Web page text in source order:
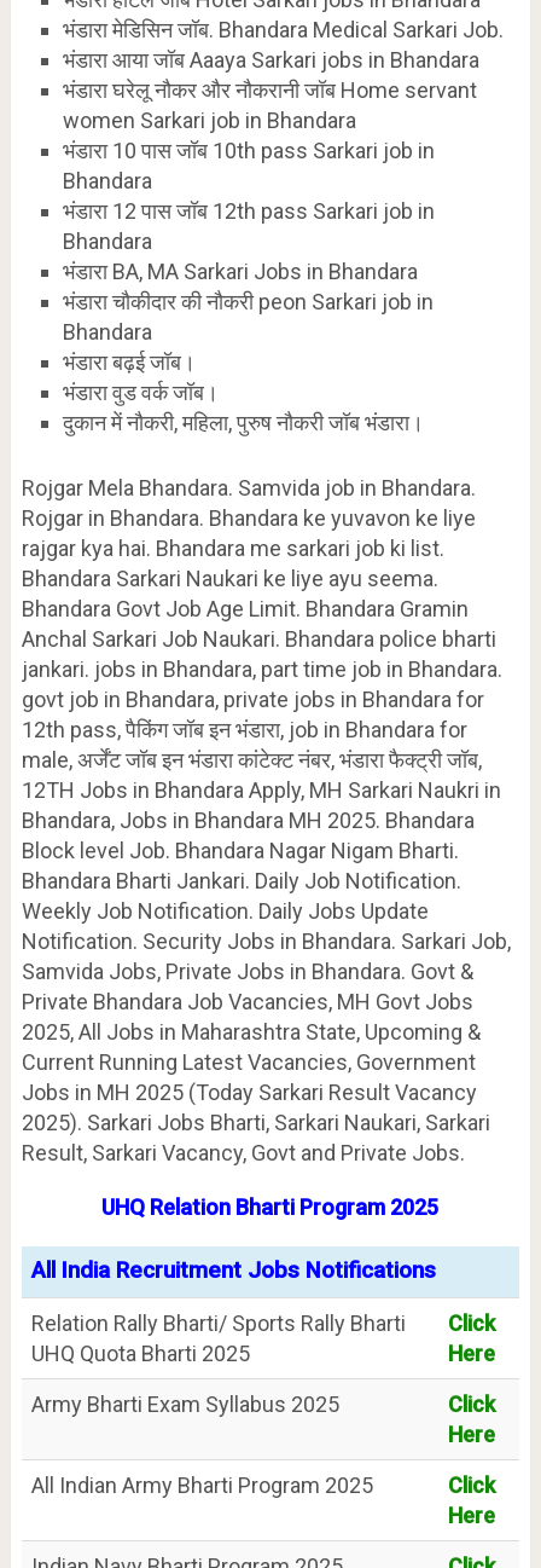
भंडारा मेडिसिन जॉब. Bhandara Medical Sarkari Job.
भंडारा आया जॉब Aaaya Sarkari jobs in Bhandara
भंडारा घरेलू नौकर और नौकरानी जॉब Home servant
women Sarkari job in Bhandara
भंडारा 10 पास जॉब 10th pass Sarkari job in
Bhandara
भंडारा 12 पास जॉब 12th pass Sarkari job in
Bhandara
भंडारा BA, MA Sarkari Jobs in Bhandara
भंडारा चौकीदार की नौकरी peon Sarkari job in
Bhandara
भंडारा बढ़ई जॉब।
भंडारा वुड वर्क जॉब।
दुकान में नौकरी, महिला, पुरुष नौकरी जॉब भंडारा।
Rojgar Mela Bhandara. Samvida job in Bhandara.
Rojgar in Bhandara. Bhandara ke yuvavon ke liye
rajgar kya hai. Bhandara me sarkari job ki list.
Bhandara Sarkari Naukari ke liye ayu seema.
Bhandara Govt Job Age Limit. Bhandara Gramin
Anchal Sarkari Job Naukari. Bhandara police bharti
jankari. jobs in Bhandara, part time job in Bhandara.
govt job in Bhandara, private jobs in Bhandara for
12th pass, पैकिंग जॉब इन भंडारा, job in Bhandara for
male, अर्जेंट जॉब इन भंडारा कांटेक्ट नंबर, भंडारा फैक्ट्री जॉब,
12TH Jobs in Bhandara Apply, MH Sarkari Naukri in
Bhandara, Jobs in Bhandara MH 2025. Bhandara
Block level Job. Bhandara Nagar Nigam Bharti.
Bhandara Bharti Jankari. Daily Job Notification.
Weekly Job Notification. Daily Jobs Update
Notification. Security Jobs in Bhandara. Sarkari Job,
Samvida Jobs, Private Jobs in Bhandara. Govt &
Private Bhandara Job Vacancies, MH Govt Jobs
2025, All Jobs in Maharashtra State, Upcoming &
Current Running Latest Vacancies, Government
Jobs in MH 2025 (Today Sarkari Result Vacancy
2025). Sarkari Jobs Bharti, Sarkari Naukari, Sarkari
Result, Sarkari Vacancy, Govt and Private Jobs.
UHQ Relation Bharti Program 2025
All India Recruitment Jobs Notifications
Relation Rally Bharti/ Sports Rally Bharti
UHQ Quota Bharti 2025
Click
Here
Army Bharti Exam Syllabus 2025
Click
Here
All Indian Army Bharti Program 2025
Click
Here